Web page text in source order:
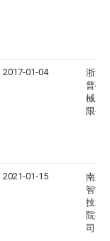
2017-01-04
浙江
普矿
械股
限公
2021-01-15
南京
智能
技术
院有
司